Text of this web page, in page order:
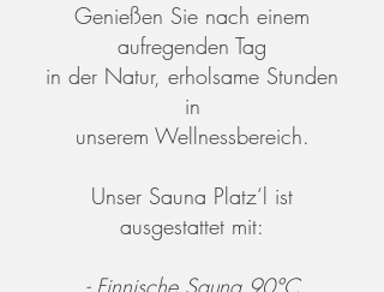
Genießen Sie nach einem
aufregenden Tag
in der Natur, erholsame Stunden
in
unserem Wellnessbereich.
Unser Sauna Platz‘l ist
ausgestattet mit: